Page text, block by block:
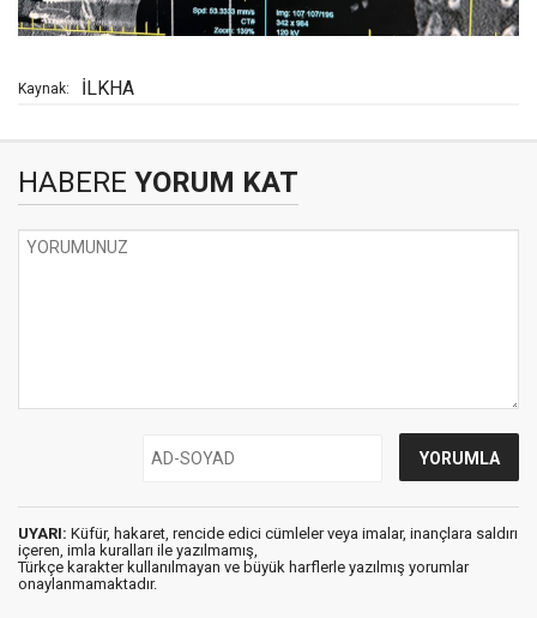
Kaynak: İLKHA
HABERE YORUM KAT
UYARI: Küfür, hakaret, rencide edici cümleler veya imalar, inançlara saldırı
içeren, imla kuralları ile yazılmamış,
Türkçe karakter kullanılmayan ve büyük harflerle yazılmış yorumlar
onaylanmamaktadır.